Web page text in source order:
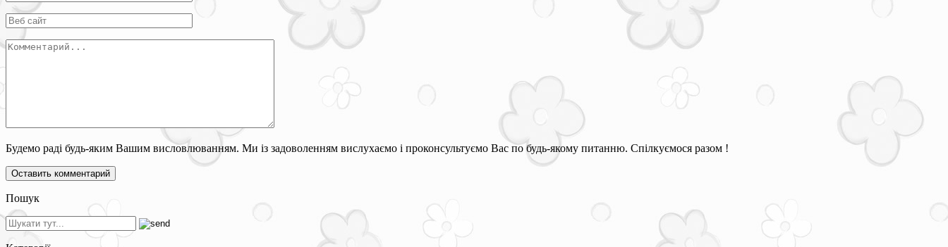
Будемо раді будь-яким Вашим висловлюванням. Ми із задоволенням вислухаємо і проконсультуємо Вас по будь-якому питанню. Спілкуємося разом !
Пошук